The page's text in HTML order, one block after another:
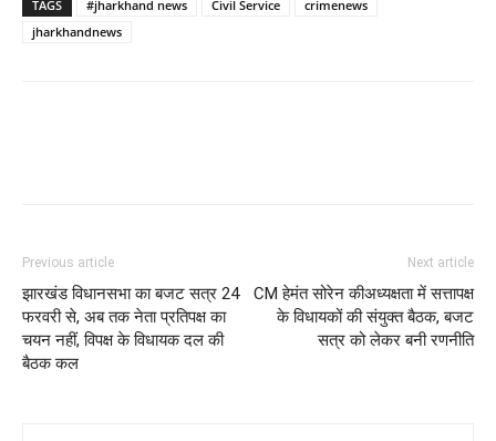
TAGS #jharkhand news Civil Service
crimenews
jharkhandnews
Previous article
झारखंड विधानसभा का बजट सत्र 24
फरवरी से, अब तक नेता प्रतिपक्ष का
चयन नहीं, विपक्ष के विधायक दल की
बैठक कल
Next article
CM हेमंत सोरेन कीअध्यक्षता में सत्तापक्ष
के विधायकों की संयुक्त बैठक, बजट
सत्र को लेकर बनी रणनीति